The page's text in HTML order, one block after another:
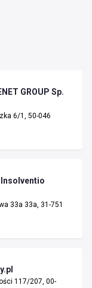
GROUP Sp.
6/1, 50-046
33a 33a, 31-751
117/207, 00-